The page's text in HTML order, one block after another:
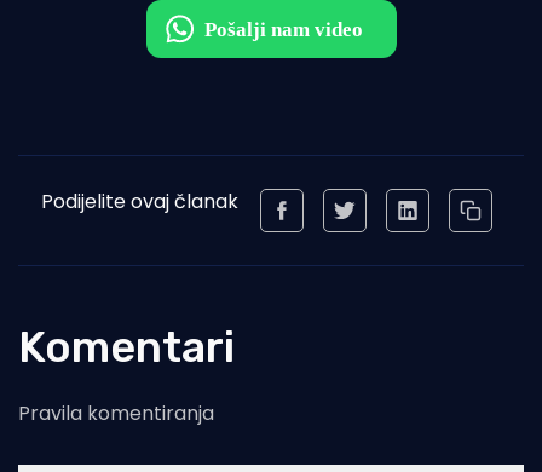
Podijelite ovaj članak
Komentari
Pravila komentiranja